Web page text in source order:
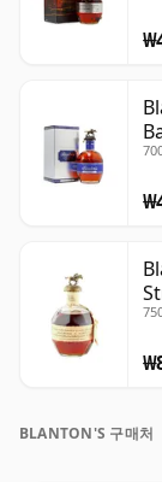
BLANTON'S 구매처